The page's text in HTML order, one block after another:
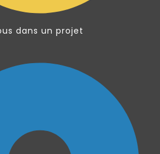
dans un projet